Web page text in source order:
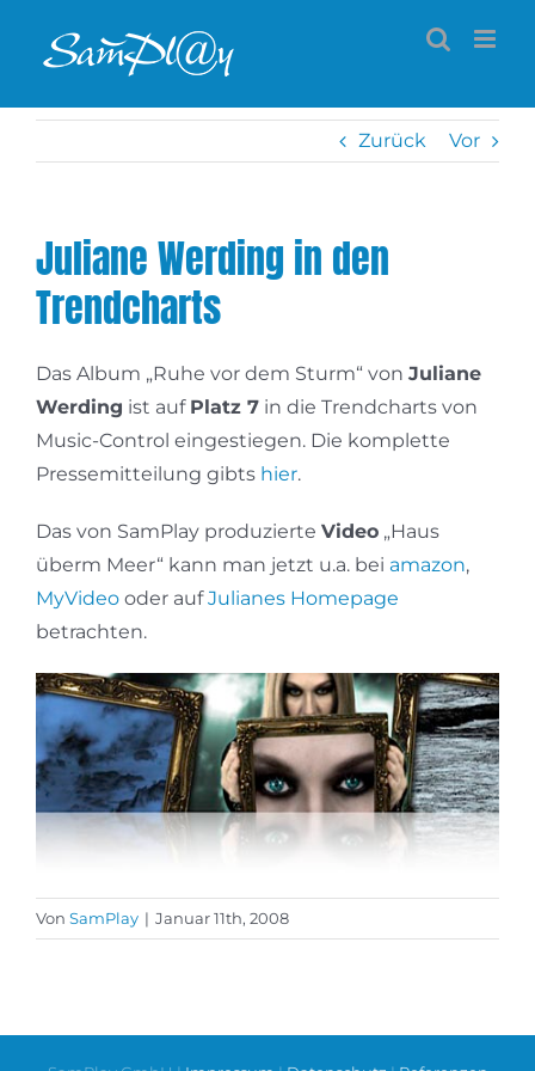
Inhalt
Zurück Vor
Juliane Werding in den
Trendcharts
Das Album „Ruhe vor dem Sturm“ von Juliane
Werding ist auf Platz 7 in die Trendcharts von
Music-Control eingestiegen. Die komplette
Pressemitteilung gibts hier.
Das von SamPlay produzierte Video „Haus
überm Meer“ kann man jetzt u.a. bei amazon,
MyVideo oder aufJulianes Homepage
betrachten.
Von SamPlay | Januar 11th, 2008